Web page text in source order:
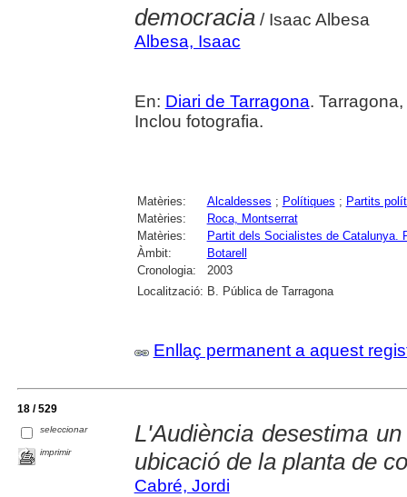
democracia/ Isaac Albesa
Albesa, Isaac
En: Diari de Tarragona.
Inclou fotografia.
Matèries: Alcaldesses ; Polítiques ; Partits
Matèries:
Roca, Montserrat
Matèries:
Partit dels Socialistes de Catalunya.
Àmbit:
Botarell
Cronologia:
2003
Localització: B. Pública de Tarragona
Enllaç permanent a aquest
18 / 529
seleccionar
imprimir
L'Audiència desestima
ubicació de la planta de
Cabré, Jordi